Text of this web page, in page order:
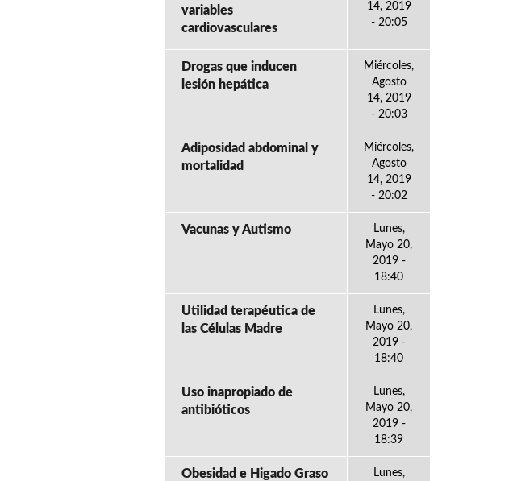
variables
cardiovasculares
14, 2019
- 20:05
Drogas que inducen
lesión hepática
Miércoles,
Agosto
14, 2019
- 20:03
Adiposidad abdominal y
mortalidad
Miércoles,
Agosto
14, 2019
- 20:02
Vacunas y Autismo
Lunes,
Mayo 20,
2019 -
18:40
Utilidad terapéutica de
las Células Madre
Lunes,
Mayo 20,
2019 -
18:40
Uso inapropiado de
antibióticos
Lunes,
Mayo 20,
2019 -
18:39
Obesidad e Higado Graso
Lunes,